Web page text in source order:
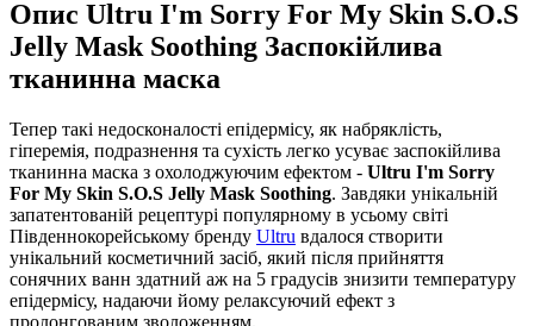
Опис Ultru I'm Sorry For My Skin S.O.S
Jelly Mask Soothing Заспокійлива
тканинна маска
Тепер такі недосконалості епідермісу, як набряклість,
гіперемія, подразнення та сухість легко усуває заспокійлива
тканинна маска з охолоджуючим ефектом - Ultru I'm Sorry
For My Skin S.O.S Jelly Mask Soothing. Завдяки унікальній
запатентованій рецептурі популярному в усьому світі
Південнокорейському бренду Ultru вдалося створити
унікальний косметичний засіб, який після прийняття
сонячних ванн здатний аж на 5 градусів знизити температуру
епідермісу, надаючи йому релаксуючий ефект з
пролонгованим зволоженням.